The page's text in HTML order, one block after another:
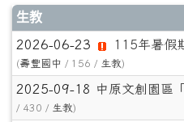
文章列表
生教
2026-06-23 115年暑假
(壽豐國中 / 156 / 生教)
2025-09-18 中原文創園區
/ 430 / 生教)